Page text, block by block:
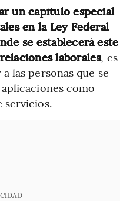
un capítulo especial
en la Ley Federal
se establecerá este
laborales, es
las personas que se
como
servicios.